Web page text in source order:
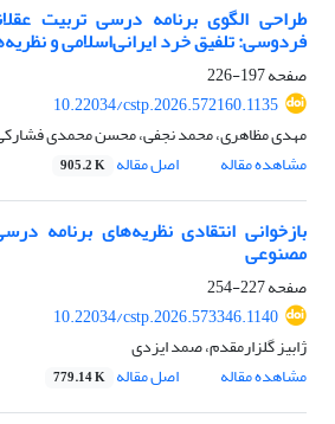
طراحی الگوی برنامه درسی تربیت
فردوسی: تلفیق خرد ایرانی‌اسلامی و
صفحه197-226
10.22034/cstp.2026.572160.1135
مهدی مظاهری، محمد نجفی، محسن محمدی
مشاهده مقاله
اصل مقاله 905.2 K
بازخوانی انتقادی نظریه‌های برنامه
مصنوعی
صفحه227-254
10.22034/cstp.2026.573346.1140
ژابیز گلزارمقدم، صمد ایزدی
مشاهده مقاله
اصل مقاله 779.14 K